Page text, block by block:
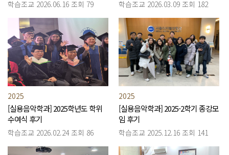
학습조교 2026.06.16 조회 79 학습조교 2026.03.09 조회 182
2025
[실용음악학과] 2025학년도 학위
수여식 후기
학습조교 2026.02.24 조회 86
2025
[실용음악학과] 2025-2학기 종강모
임 후기
학습조교 2025.12.16 조회 141